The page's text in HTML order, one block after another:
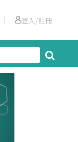
｜ 登入/註冊